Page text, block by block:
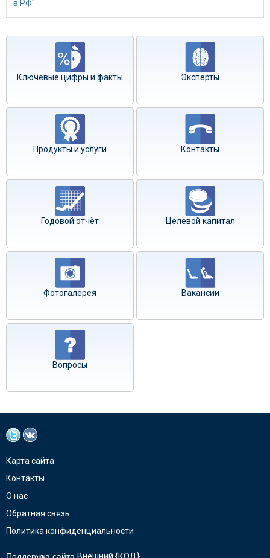
в РФ"
Ключевые цифры и факты Эксперты
Продукты и услуги Контакты
Годовой отчёт Целевой капитал
Фотогалерея Вакансии
Вопросы
Карта сайта
Контакты
О нас
Обратная связь
Политика конфиденциальности